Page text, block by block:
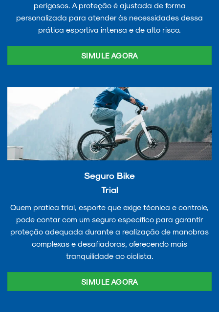
perigosos. A proteção é ajustada de forma
personalizada para atender às necessidades dessa
prática esportiva intensa e de alto risco.
SIMULE AGORA
Seguro Bike
Trial
Quem pratica trial, esporte que exige técnica e controle,
pode contar com um seguro específico para garantir
proteção adequada durante a realização de manobras
complexas e desafiadoras, oferecendo mais
tranquilidade ao ciclista.
SIMULE AGORA